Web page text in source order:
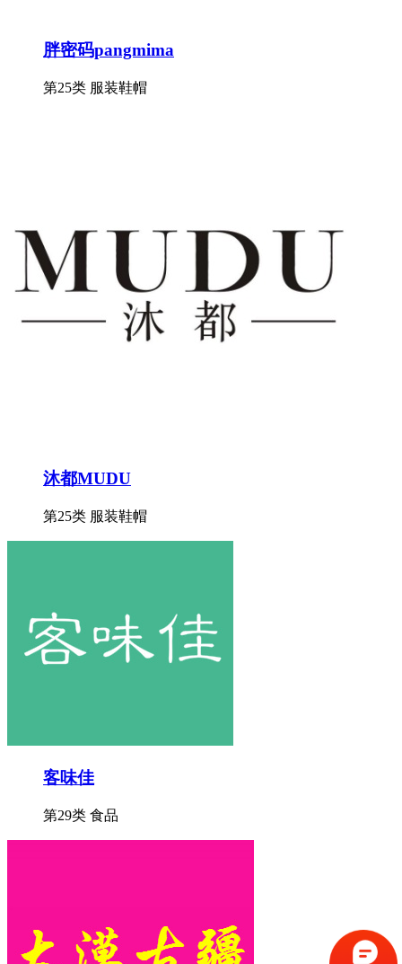
胖密码pangmima
第25类 服装鞋帽
沐都MUDU
第25类 服装鞋帽
客味佳
第29类 食品